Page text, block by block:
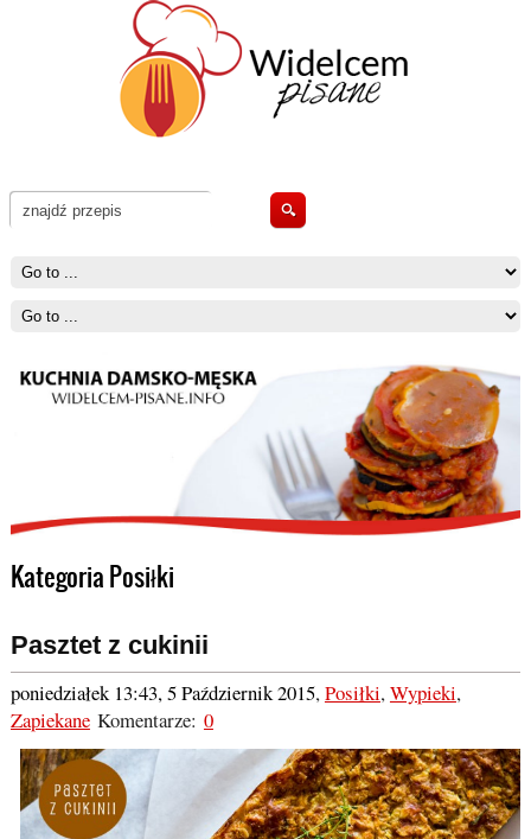
Kategoria Posiłki
Pasztet z cukinii
poniedziałek 13:43, 5 Październik 2015,Posiłki,Wypieki,
ZapiekaneKomentarze: 0